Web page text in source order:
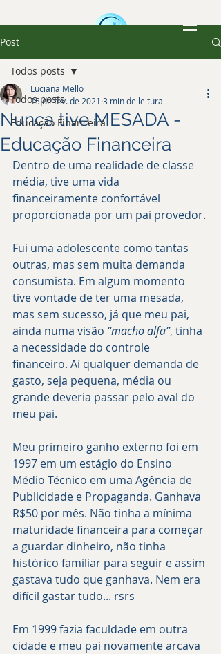
Post
Todos posts
Educação Financeira
Todos posts
Nunca tive MESADA -
Educação Financeira
Luciana Mello
15 de fev. de 2021 3 min de leitura
Dentro de uma realidade de classe
média, tive uma vida
financeiramente confortável
proporcionada por um pai provedor.
Fui uma adolescente como tantas
outras, mas sem muita demanda
consumista. Em algum momento
tive vontade de ter uma mesada,
mas sem sucesso, já que meu pai,
ainda numa visão “macho alfa”, tinha
a necessidade do controle
financeiro. Aí qualquer demanda de
gasto, seja pequena, média ou
grande deveria passar pelo aval do
meu pai.
Meu primeiro ganho externo foi em
1997 em um estágio do Ensino
Médio Técnico em uma Agência de
Publicidade e Propaganda. Ganhava
R$50 por mês. Não tinha a mínima
maturidade financeira para começar
a guardar dinheiro, não tinha
histórico familiar para seguir e assim
gastava tudo que ganhava. Nem era
difícil gastar tudo... rsrs
Em 1999 fazia faculdade em outra
cidade e meu pai novamente arcava